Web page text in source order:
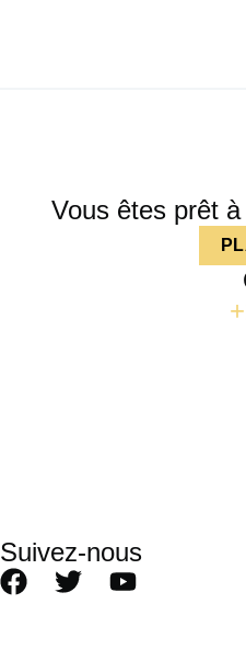
Vous êtes prêt
Suivez-nous